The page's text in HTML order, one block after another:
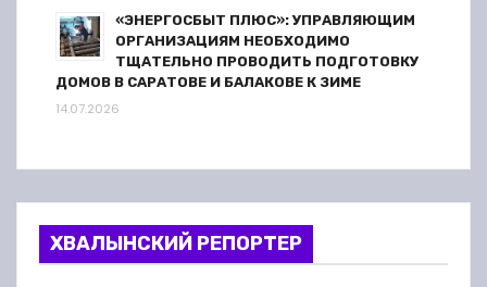
«ЭНЕРГОСБЫТ ПЛЮС»: УПРАВЛЯЮЩИМ
ОРГАНИЗАЦИЯМ НЕОБХОДИМО
ТЩАТЕЛЬНО ПРОВОДИТЬ ПОДГОТОВКУ
ДОМОВ В САРАТОВЕ И БАЛАКОВЕ К ЗИМЕ
14.07.2026
ХВАЛЫНСКИЙ РЕПОРТЕР